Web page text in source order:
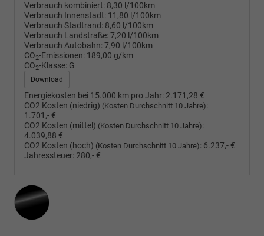
Verbrauch kombiniert: 8,30 l/100km
Verbrauch Innenstadt: 11,80 l/100km
Verbrauch Stadtrand: 8,60 l/100km
Verbrauch Landstraße:7,20 l/100km
Verbrauch Autobahn:7,90 l/100km
CO2-Emissionen: 189,00 g/km
CO2-Klasse: G
Download
Energiekosten bei 15.000 km pro Jahr: 2.171,28 €
CO2 Kosten (niedrig) (Kosten Durchschnitt 10 Jahre):
1.701,- €
CO2 Kosten (mittel) (Kosten Durchschnitt 10 Jahre):
4.039,88 €
CO2 Kosten (hoch) (Kosten Durchschnitt 10 Jahre): 6.237,- €
Jahressteuer: 280,- €